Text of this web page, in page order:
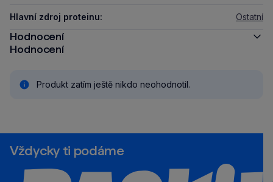
Hlavní zdroj proteinu: Ostatní
Hodnocení
Hodnocení
Produkt zatím ještě nikdo neohodnotil.
Vždycky ti podáme